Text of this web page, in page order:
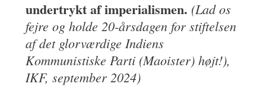
undertrykt af imperialismen. (Lad os
fejre og holde 20-årsdagen for stiftelsen
af det glorværdige Indiens
Kommunistiske Parti (Maoister) højt!),
IKF, september 2024)